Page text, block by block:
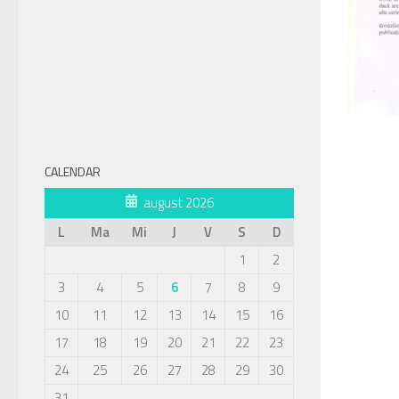
CALENDAR
august 2026
L
Ma Mi J V S
D
1
2
3
4 5 6 7 8
9
10
11 12 13 14 15
16
17
18 19 20 21 22
23
24
25 26 27 28 29
30